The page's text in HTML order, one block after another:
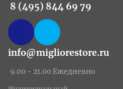
8 (495) 844 69 79
info@migliorestore.ru
9.00 - 21.00 Ежедневно